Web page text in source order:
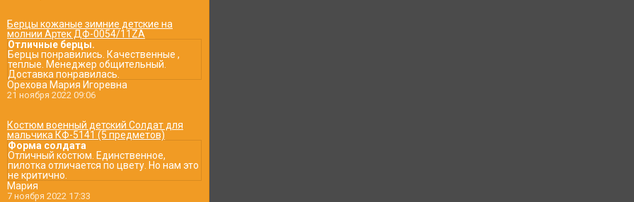
Берцы кожаные зимние детские на
молнии Артек ДФ-0054/11ZA
Отличные берцы.
Берцы понравились. Качественные ,
теплые. Менеджер общительный.
Доставка понравилась.
Орехова Мария Игоревна
21 ноября 2022 09:06
Костюм военный детский Солдат для
мальчика КФ-5141 (5 предметов)
Форма солдата
Отличный костюм. Единственное,
пилотка отличается по цвету. Но нам это
не критично.
Мария
7 ноября 2022 17:33